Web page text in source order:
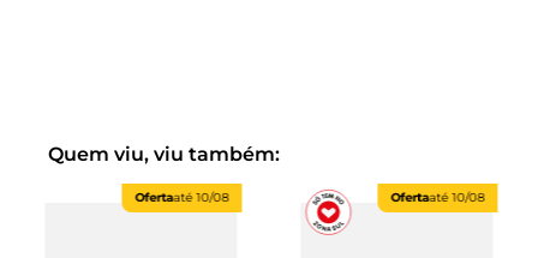
Quem viu, viu também:
Ofertaaté10/08 Ofertaaté10/08